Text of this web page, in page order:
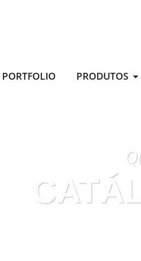
PORTFOLIO PRODUTOS